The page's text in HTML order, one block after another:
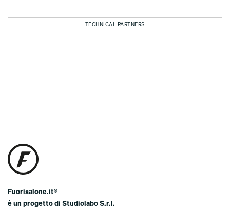
TECHNICAL PARTNERS
Fuorisalone.it®
è un progetto di Studiolabo S.r.l.